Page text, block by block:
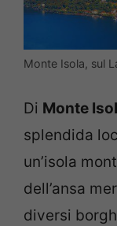
Monte Isola, sul
Di Monte
splendida
un’isola
dell’ansa
diversi